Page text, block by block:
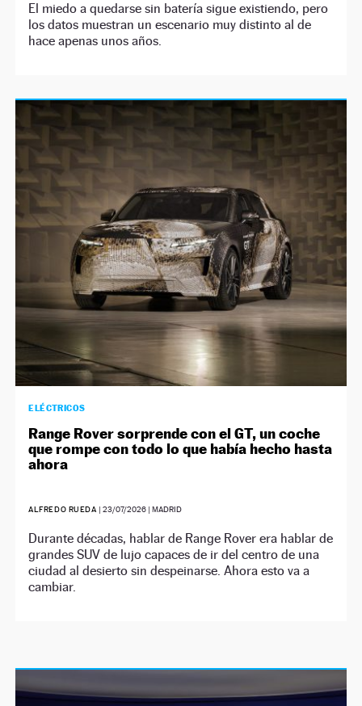
El miedo a quedarse sin batería sigue existiendo, pero
los datos muestran un escenario muy distinto al de
hace apenas unos años.
ELÉCTRICOS
Range Rover sorprende con el GT, un coche
que rompe con todo lo que había hecho hasta
ahora
ALFREDO RUEDA | 23/07/2026| MADRID
Durante décadas, hablar de Range Rover era hablar de
grandes SUV de lujo capaces de ir del centro de una
ciudad al desierto sin despeinarse. Ahora esto va a
cambiar.